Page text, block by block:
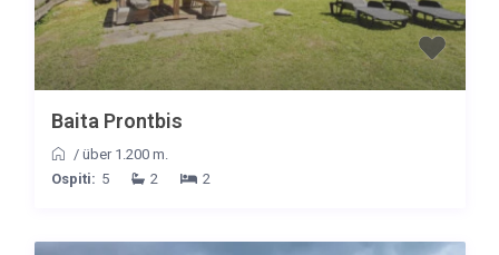
Baita Prontbis
/ über 1.200 m.
Ospiti: 5 2 2